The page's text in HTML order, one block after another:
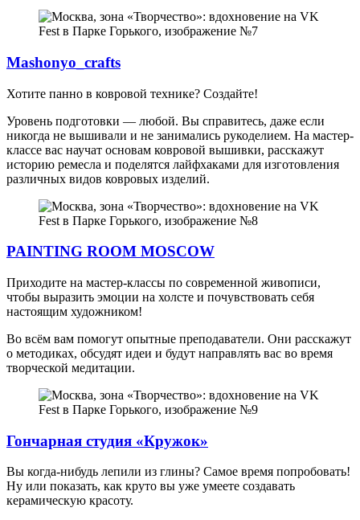
Mashonyo_crafts
Хотите панно в ковровой технике? Создайте!
Уровень подготовки — любой. Вы справитесь, даже если
никогда не вышивали и не занимались рукоделием. На мастер-
классе вас научат основам ковровой вышивки, расскажут
историю ремесла и поделятся лайфхаками для изготовления
различных видов ковровых изделий.
PAINTING ROOM MOSCOW
Приходите на мастер-классы по современной живописи,
чтобы выразить эмоции на холсте и почувствовать себя
настоящим художником!
Во всём вам помогут опытные преподаватели. Они расскажут
о методиках, обсудят идеи и будут направлять вас во время
творческой медитации.
Гончарная студия «Кружок»
Вы когда-нибудь лепили из глины? Самое время попробовать!
Ну или показать, как круто вы уже умеете создавать
керамическую красоту.